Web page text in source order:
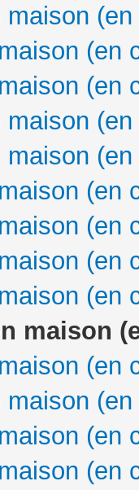
(en
(en
(en
(en
(en
(en
maison
(en
(en
(en